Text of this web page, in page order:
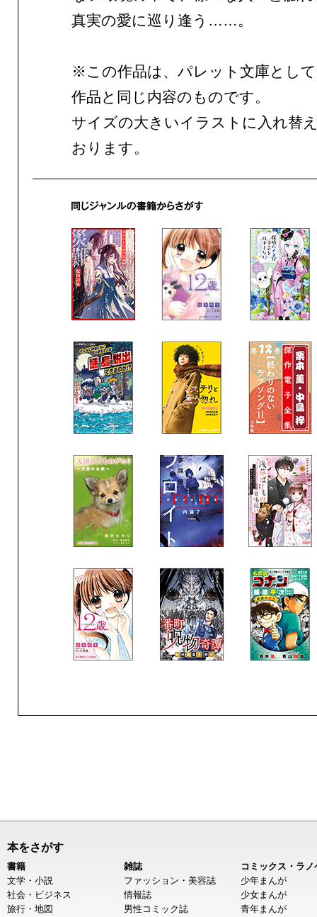
真実の愛に巡り逢う……。
※この作品は、パレット文庫とし
作品と同じ内容のものです。
サイズの大きいイラストに入れ替
おります。
本をさがす
書籍
文学・小説
社会・ビジネス
旅行・地図
雑誌
ファッション・美容誌
情報誌
男性コミック誌
コミックス・ラノ
少年まんが
少女まんが
青年まんが